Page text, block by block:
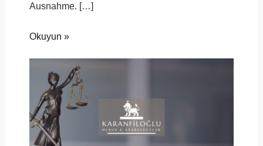
Ausnahme. […]
Okuyun »